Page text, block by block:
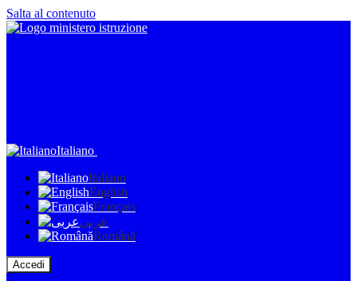
Salta al contenuto
Italiano
Italiano
English
Français
عربى
Română
Accedi